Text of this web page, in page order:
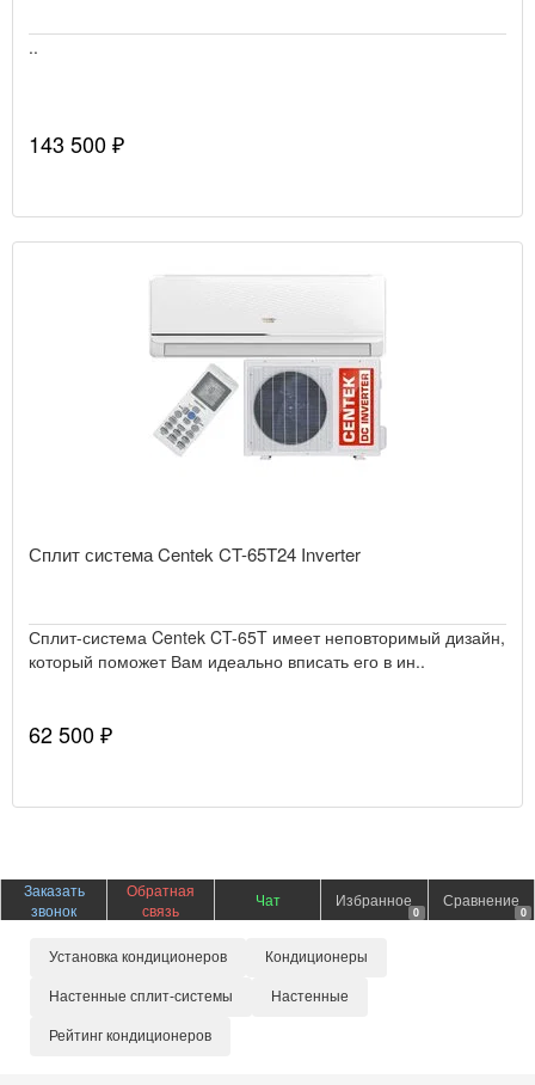
..
143 500 ₽
Сплит система Centek CT-65T24 Inverter
Сплит-система Centek CT-65T имеет неповторимый дизайн,
который поможет Вам идеально вписать его в ин..
62 500 ₽
Заказать
звонок
Обратная
связь
Чат Избранное
0
Сравнение
0
Установка кондиционеров Кондиционеры
Настенные сплит-системы Настенные
Рейтинг кондиционеров